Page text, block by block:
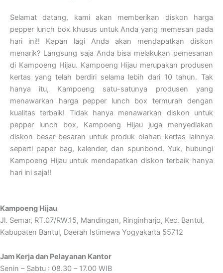
Selamat datang, kami akan memberikan diskon harga
pepper lunch box khusus untuk Anda yang memesan pada
hari ini!! Kapan lagi Anda akan mendapatkan diskon
menarik? Langsung saja Anda bisa melakukan pemesanan
di Kampoeng Hijau. Kampoeng Hijau merupakan produsen
kertas yang telah berdiri selama lebih dari 10 tahun. Tak
hanya itu, Kampoeng satu-satunya produsen yang
menawarkan harga pepper lunch box termurah dengan
kualitas terbaik! Tidak hanya menawarkan diskon untuk
pepper lunch box, Kampoeng Hijau juga menyediakan
diskon besar-besaran untuk produk olahan kertas lainnya
seperti paper bag, kalender, dan spunbond. Yuk, hubungi
Kampoeng Hijau untuk mendapatkan diskon terbaik hanya
hari ini saja!!
Kampoeng Hijau
Jl. Semar, RT.07/RW.15, Mandingan, Ringinharjo, Kec. Bantul,
Kabupaten Bantul, Daerah Istimewa Yogyakarta 55712
Jam Kerja dan Pelayanan Kantor
Senin – Sabtu : 08.30 – 17.00 WIB